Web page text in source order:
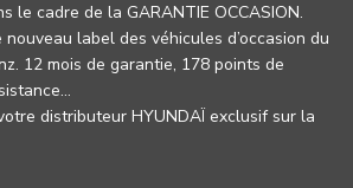
le cadre de la GARANTIE OCCASION.
label des véhicules d’occasion du
12 mois de garantie, 178 points de
distributeur HYUNDAÏ exclusif sur la